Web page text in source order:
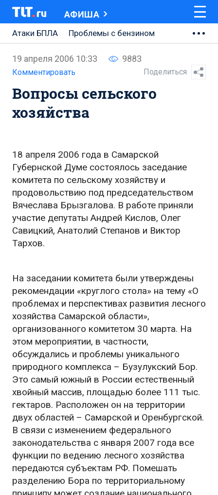
АФИША
Атаки БПЛА
Проблемы с бензином
Ремонт Центральной площади
Ремонт Обводного шоссе
Набережная Тольятти
19 апреля 2006 10:33 9883
Комментировать Поделиться
Вопросы сельского
хозяйства
18 апреля 2006 года в Самарской
Губернской Думе состоялось заседание
комитета по сельскому хозяйству и
продовольствию под председательством
Вячеслава Брызгалова. В работе приняли
участие депутаты Андрей Кислов, Олег
Савицкий, Анатолий Степанов и Виктор
Тархов.
На заседании комитета были утверждены
рекомендации «круглого стола» на тему «О
проблемах и перспективах развития лесного
хозяйства Самарской области»,
организованного комитетом 30 марта. На
этом мероприятии, в частности,
обсуждались и проблемы уникального
природного комплекса – Бузулукский Бор.
Это самый южный в России естественный
хвойный массив, площадью более 111 тыс.
гектаров. Расположен он на территории
двух областей – Самарской и Оренбургской.
В связи с изменением федерального
законодательства с января 2007 года все
функции по ведению лесного хозяйства
передаются субъектам РФ. Помешать
разделению Бора по территориальному